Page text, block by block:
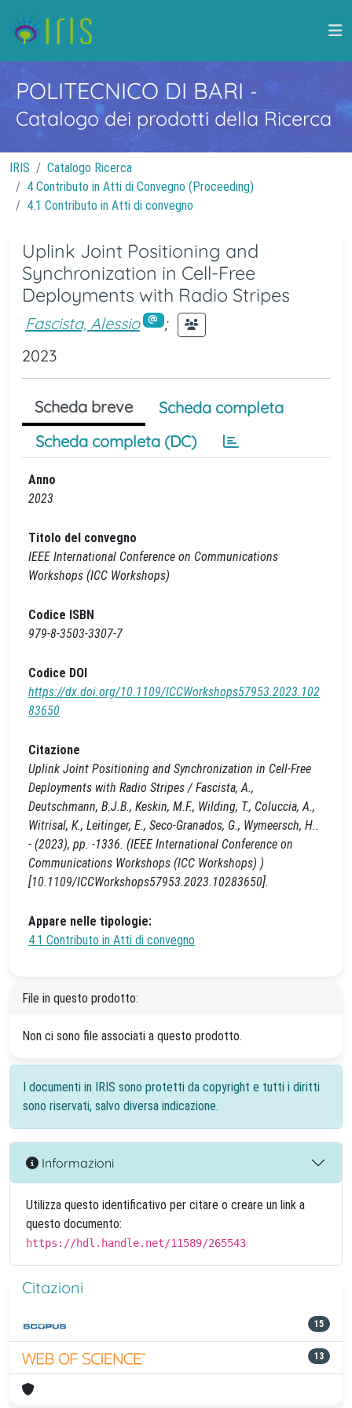
POLITECNICO DI BARI -
Catalogo dei prodotti della Ricerca
IRIS
Catalogo Ricerca
4 Contributo in Atti di Convegno (Proceeding)
4.1 Contributo in Atti di convegno
Uplink Joint Positioning and
Synchronization in Cell-Free
Deployments with Radio Stripes
Fascista, Alessio
;
2023
Scheda breve
Scheda completa
Scheda completa (DC)
Anno
2023
Titolo del convegno
IEEE International Conference on Communications
Workshops (ICC Workshops)
Codice ISBN
979-8-3503-3307-7
Codice DOI
https://dx.doi.org/10.1109/ICCWorkshops57953.2023.102
83650
Citazione
Uplink Joint Positioning and Synchronization in Cell-Free
Deployments with Radio Stripes / Fascista, A.,
Deutschmann, B.J.B., Keskin, M.F., Wilding, T., Coluccia, A.,
Witrisal, K., Leitinger, E., Seco-Granados, G., Wymeersch, H..
- (2023), pp. -1336. (IEEE International Conference on
Communications Workshops (ICC Workshops) )
[10.1109/ICCWorkshops57953.2023.10283650].
Appare nelle tipologie:
4.1 Contributo in Atti di convegno
File in questo prodotto:
Non ci sono file associati a questo prodotto.
I documenti in IRIS sono protetti da copyright e tutti i diritti
sono riservati, salvo diversa indicazione.
Informazioni
Utilizza questo identificativo per citare o creare un link a
questo documento:
https://hdl.handle.net/11589/265543
Citazioni
15
13